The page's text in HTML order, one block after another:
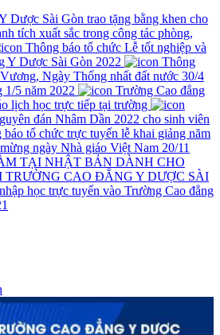
Dược Sài Gòn trao tặng bằng khen cho
tích xuất sắc trong công tác phòng,
Thông báo tổ chức Lễ tốt nghiệp và
Y Dược Sài Gòn 2022
Thông
Ngày Thống nhất đất nước 30/4
1/5 năm 2022
Trường Cao đẳng
lịch học trực tiếp tại trường
đán Nhâm Dần 2022 cho sinh viên
báo tổ chức trực tuyến lễ khai giảng năm
ngày Nhà giáo Việt Nam 20/11
TẠI NHẬT BẢN DÀNH CHO
TRƯỜNG CAO ĐẲNG Y DƯỢC SÀI
học trực tuyến vào Trường Cao đẳng